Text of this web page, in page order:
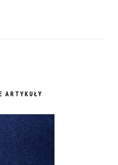
ARTYKUŁY